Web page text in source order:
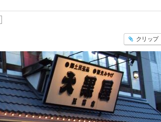
クリップ